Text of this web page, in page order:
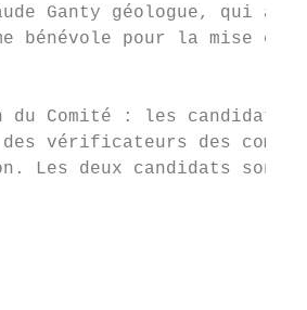
Ganty géologue, qui a
bénévole pour la mise en
du Comité : les candidats
vérificateurs des
Les deux candidats sont